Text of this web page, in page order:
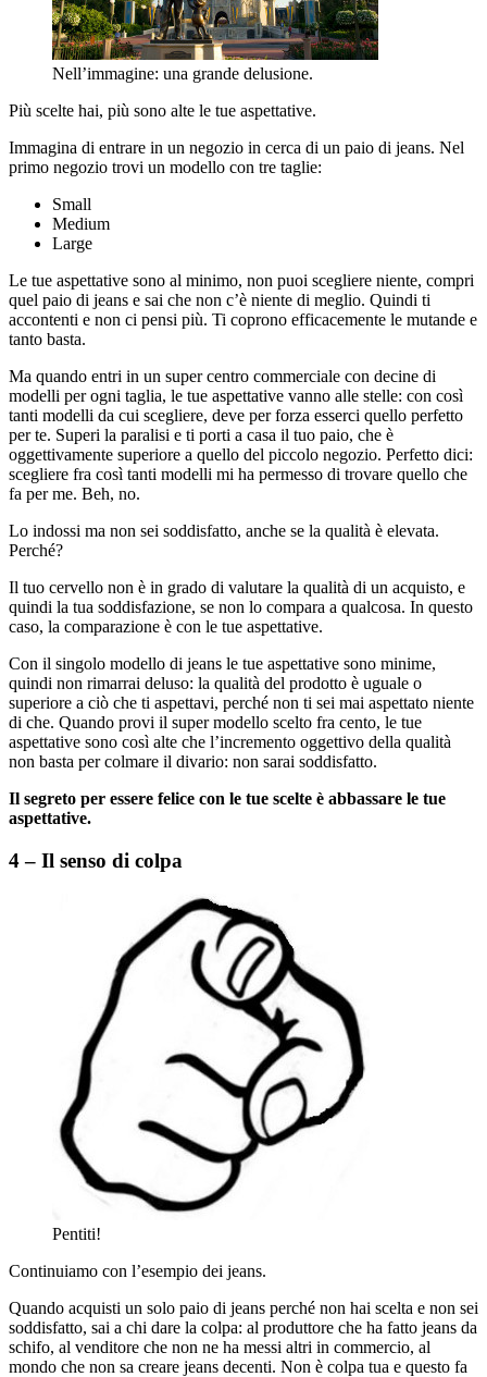
Nell’immagine: una grande delusione.
Più scelte hai, più sono alte le tue aspettative.
Immagina di entrare in un negozio in cerca di un paio di jeans. Nel
primo negozio trovi un modello con tre taglie:
Small
Medium
Large
Le tue aspettative sono al minimo, non puoi scegliere niente, compri
quel paio di jeans e sai che non c’è niente di meglio. Quindi ti
accontenti e non ci pensi più. Ti coprono efficacemente le mutande e
tanto basta.
Ma quando entri in un super centro commerciale con decine di
modelli per ogni taglia, le tue aspettative vanno alle stelle: con così
tanti modelli da cui scegliere, deve per forza esserci quello perfetto
per te. Superi la paralisi e ti porti a casa il tuo paio, che è
oggettivamente superiore a quello del piccolo negozio. Perfetto dici:
scegliere fra così tanti modelli mi ha permesso di trovare quello che
fa per me. Beh, no.
Lo indossi ma non sei soddisfatto, anche se la qualità è elevata.
Perché?
Il tuo cervello non è in grado di valutare la qualità di un acquisto, e
quindi la tua soddisfazione, se non lo compara a qualcosa. In questo
caso, la comparazione è con le tue aspettative.
Con il singolo modello di jeans le tue aspettative sono minime,
quindi non rimarrai deluso: la qualità del prodotto è uguale o
superiore a ciò che ti aspettavi, perché non ti sei mai aspettato niente
di che. Quando provi il super modello scelto fra cento, le tue
aspettative sono così alte che l’incremento oggettivo della qualità
non basta per colmare il divario: non sarai soddisfatto.
Il segreto per essere felice con le tue scelte è abbassare le tue
aspettative.
4 – Il senso di colpa
Pentiti!
Continuiamo con l’esempio dei jeans.
Quando acquisti un solo paio di jeans perché non hai scelta e non sei
soddisfatto, sai a chi dare la colpa: al produttore che ha fatto jeans da
schifo, al venditore che non ne ha messi altri in commercio, al
mondo che non sa creare jeans decenti. Non è colpa tua e questo fa